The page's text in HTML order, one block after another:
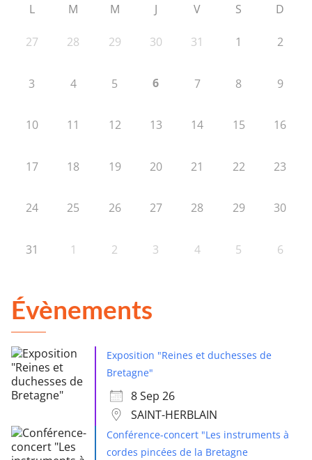
L M M J V S D
27 28 29 30 31 1 2
3 4 5 6 7 8 9
10 11 12 13 14 15 16
17 18 19 20 21 22 23
24 25 26 27 28 29 30
31 1 2 3 4 5 6
Évènements
Exposition "Reines et duchesses de
Bretagne"
8 Sep 26
SAINT-HERBLAIN
Conférence-concert "Les instruments à
cordes pincées de la Bretagne